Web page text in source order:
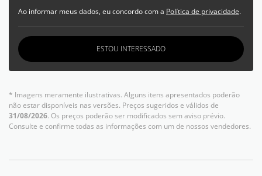
Ao informar meus dados, eu concordo com a Política de privacidade.
ESTOU INTERESSADO
* Imagens meramente ilustrativas. Alguns itens apresentados poderão
não estar disponíveis nas versões. Preços sugeridos e válidos de
31/08/2026. Os preços poderão ser modificados sem aviso prévio.
Consulte e confirme todas as informações com um de nossos vendedores.